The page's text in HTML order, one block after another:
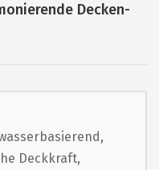
Decken-
Deckkraft,